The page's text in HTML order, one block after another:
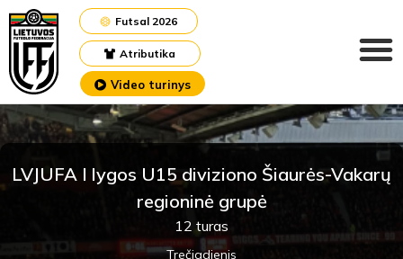
Atributika
Futsal 2026
Video turinys
LVJUFA I lygos U15 diviziono Šiaurės-Vakarų
regioninė grupė
12 turas
Trečiadienis